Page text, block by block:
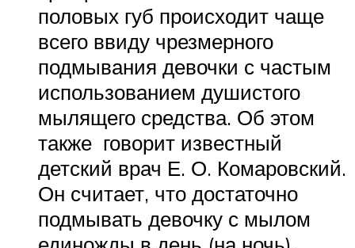
половых губ происходит чаще
всего ввиду чрезмерного
подмывания девочки с частым
использованием душистого
мылящего средства. Об этом
также говорит известный
детский врач Е. О. Комаровский.
Он считает, что достаточно
подмывать девочку с мылом